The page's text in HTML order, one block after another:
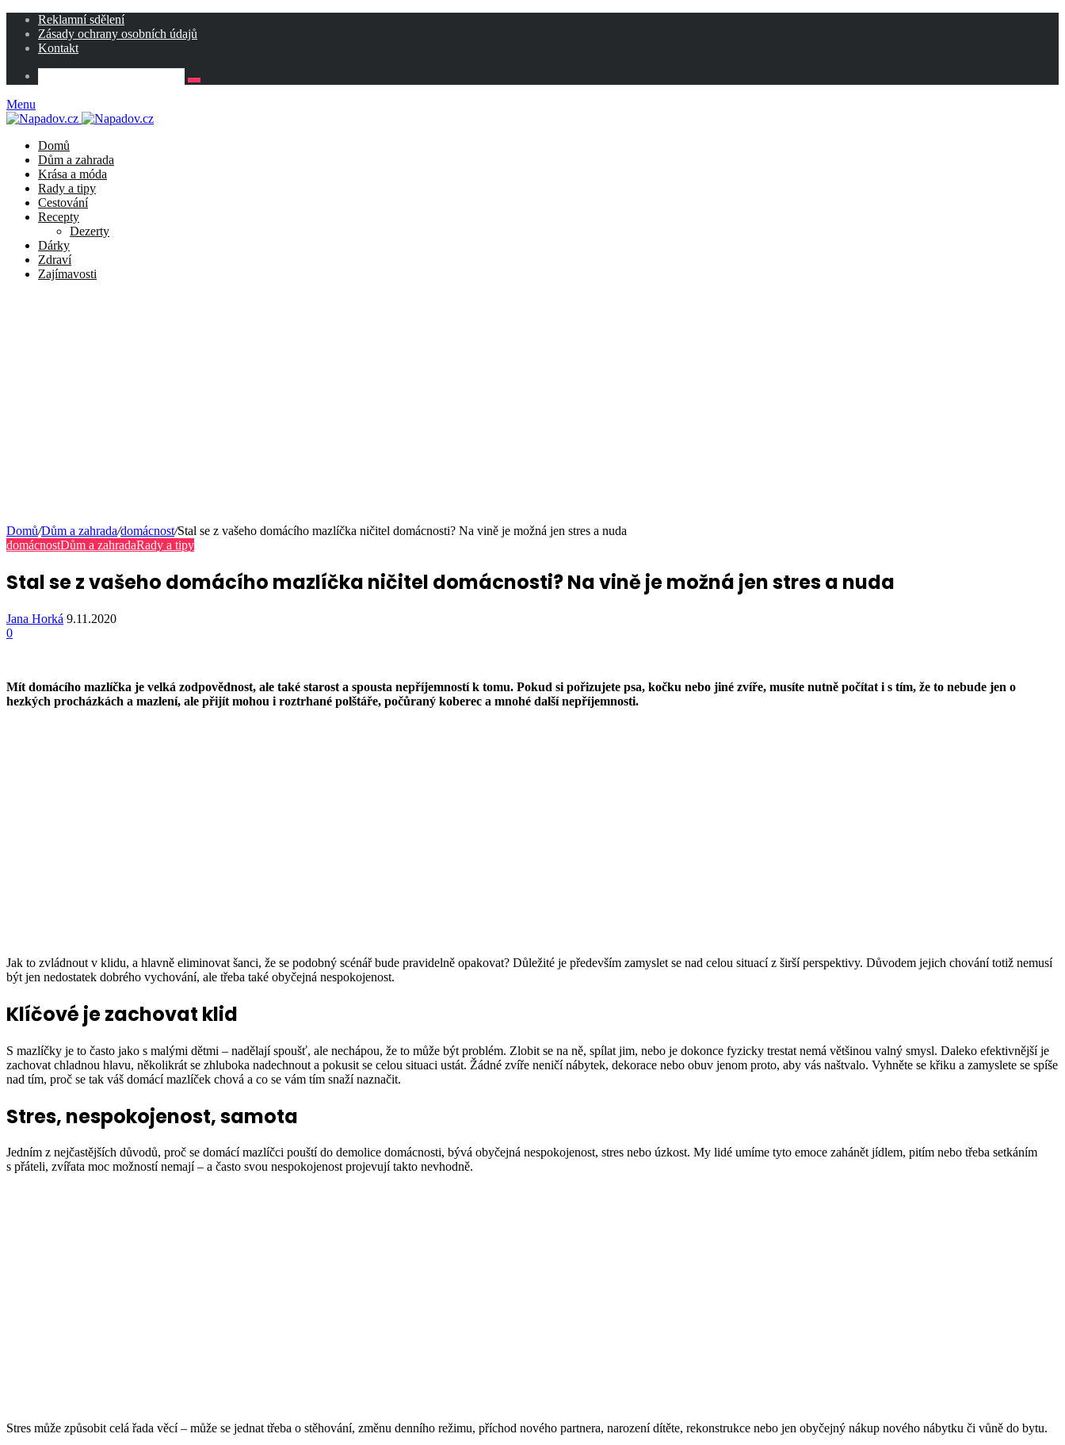
Reklamní sdělení
Zásady ochrany osobních údajů
Kontakt
Menu
Domů
Dům a zahrada
Krása a móda
Rady a tipy
Cestování
Recepty
Dezerty
Dárky
Zdraví
Zajímavosti
Domů/Dům a zahrada/domácnost/Stal se z vašeho domácího mazlíčka ničitel domácnosti? Na vině je možná jen stres a nuda
domácnostDům a zahradaRady a tipy
Stal se z vašeho domácího mazlíčka ničitel domácnosti? Na vině je možná jen stres a nuda
Jana Horká 9.11.2020
0
Mít domácího mazlíčka je velká zodpovědnost, ale také starost a spousta nepříjemností k tomu. Pokud si pořizujete psa, kočku nebo jiné zvíře, musíte nutně počítat i s tím, že to nebude jen o
hezkých procházkách a mazlení, ale přijít mohou i roztrhané polštáře, počůraný koberec a mnohé další nepříjemnosti.
Jak to zvládnout v klidu, a hlavně eliminovat šanci, že se podobný scénář bude pravidelně opakovat? Důležité je především zamyslet se nad celou situací z širší perspektivy. Důvodem jejich chování totiž nemusí
být jen nedostatek dobrého vychování, ale třeba také obyčejná nespokojenost.
Klíčové je zachovat klid
S mazlíčky je to často jako s malými dětmi – nadělají spoušť, ale nechápou, že to může být problém. Zlobit se na ně, spílat jim, nebo je dokonce fyzicky trestat nemá většinou valný smysl. Daleko efektivnější je
zachovat chladnou hlavu, několikrát se zhluboka nadechnout a pokusit se celou situaci ustát. Žádné zvíře neničí nábytek, dekorace nebo obuv jenom proto, aby vás naštvalo. Vyhněte se křiku a zamyslete se spíše
nad tím, proč se tak váš domácí mazlíček chová a co se vám tím snaží naznačit.
Stres, nespokojenost, samota
Jedním z nejčastějších důvodů, proč se domácí mazlíčci pouští do demolice domácnosti, bývá obyčejná nespokojenost, stres nebo úzkost. My lidé umíme tyto emoce zahánět jídlem, pitím nebo třeba setkáním
s přáteli, zvířata moc možností nemají – a často svou nespokojenost projevují takto nevhodně.
Stres může způsobit celá řada věcí – může se jednat třeba o stěhování, změnu denního režimu, příchod nového partnera, narození dítěte, rekonstrukce nebo jen obyčejný nákup nového nábytku či vůně do bytu.